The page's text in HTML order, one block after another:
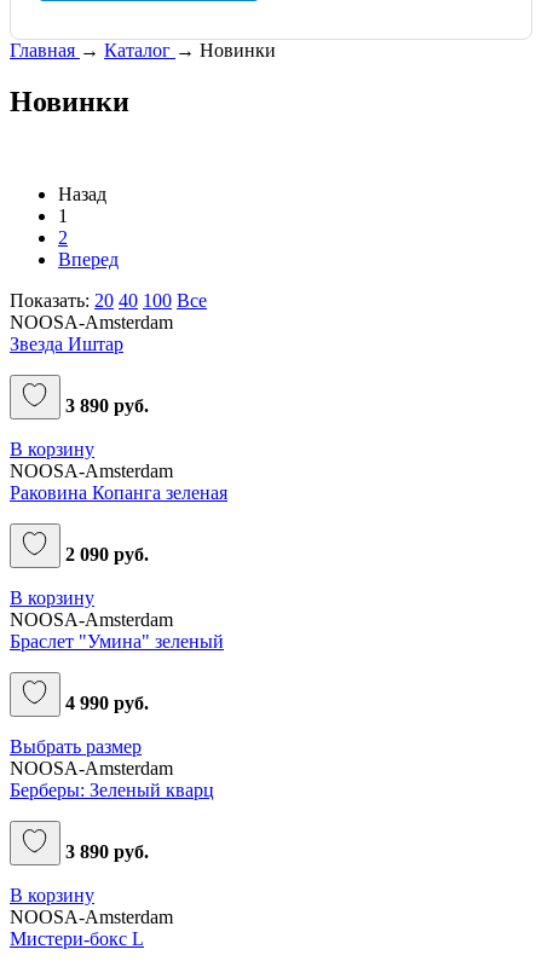
Главная → Каталог → Новинки
Новинки
Назад
1
2
Вперед
Показать: 20 40 100 Все
NOOSA-Amsterdam
Звезда Иштар
3 890 руб.
В корзину
NOOSA-Amsterdam
Раковина Копанга зеленая
2 090 руб.
В корзину
NOOSA-Amsterdam
Браслет "Умина" зеленый
4 990 руб.
Выбрать размер
NOOSA-Amsterdam
Берберы: Зеленый кварц
3 890 руб.
В корзину
NOOSA-Amsterdam
Мистери-бокс L